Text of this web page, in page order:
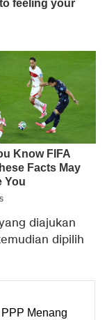
diajukan
dipilih
Menang